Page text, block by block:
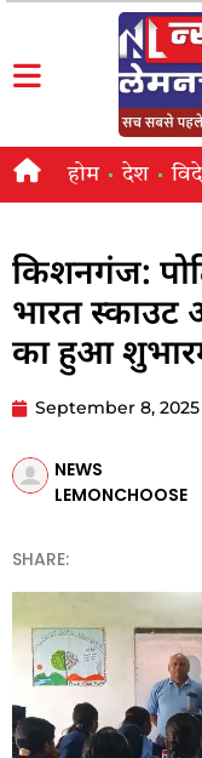
होम देश
किशनगंज:
भारत स्काउट
का हुआ
September 8, 2025
NEWS
LEMONCHOOSE
SHARE: